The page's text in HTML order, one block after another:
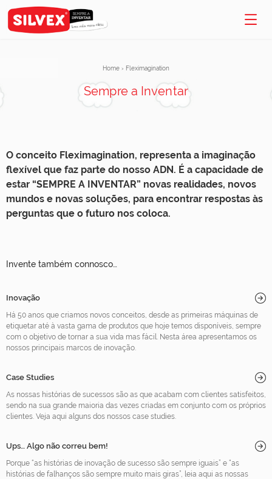
Home › Fleximagination
Sempre a Inventar
O conceito Fleximagination, representa a imaginação
flexível que faz parte do nosso ADN. É a capacidade de
estar “SEMPRE A INVENTAR” novas realidades, novos
mundos e novas soluções, para encontrar respostas às
perguntas que o futuro nos coloca.
Invente também connosco…
Inovação
Há 50 anos que criamos novos conceitos, desde as primeiras máquinas de
etiquetar até à vasta gama de produtos que hoje temos disponíveis, sempre
com o objetivo de tornar a sua vida mas fácil. Nesta área apresentamos os
nossos principais marcos de inovação.
Case Studies
As nossas histórias de sucessos são as que acabam com clientes satisfeitos,
sendo na sua grande maioria das vezes criadas em conjunto com os próprios
clientes. Veja aqui alguns dos nossos case studies.
Ups… Algo não correu bem!
Porque “as histórias de inovação de sucesso são sempre iguais” e “as
histórias de falhanços são sempre muito mais giras”, leia aqui as nossas